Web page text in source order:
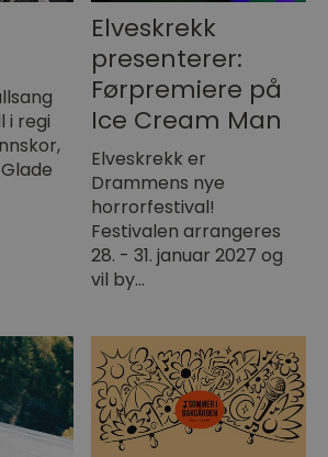
i regi
Elveskrekk
presenterer:
Førpremiere på
Ice Cream Man
Elveskrekk er
Drammens nye
horrorfestival!
Festivalen arrangeres
28. - 31. januar 2027 og
vil by…